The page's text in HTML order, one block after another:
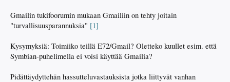
Gmailin tukifoorumin mukaan Gmailiin on tehty joitain
"turvallisuusparannuksia" [1]
Kysymyksiä: Toimiiko teillä E72/Gmail? Oletteko kuullet esim. että
Symbian-puhelimella ei voisi käyttää Gmailia?
Pidättäydyttehän hassutteluvastauksista jotka liittyvät vanhan